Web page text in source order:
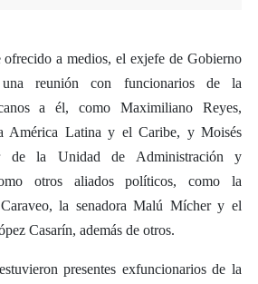
ofrecido a medios, el exjefe de Gobierno
reunión con funcionarios de la
a él, como Maximiliano Reyes,
América Latina y el Caribe, y Moisés
de la Unidad de Administración y
otros aliados políticos, como la
la senadora Malú Mícher y el
Casarín, además de otros.
presentes exfuncionarios de la